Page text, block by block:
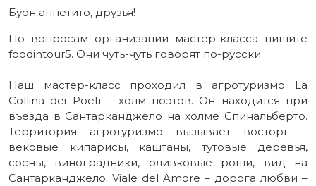
Буон аппетито, друзья!
По вопросам организации мастер-класса пишите
foodintour5. Они чуть-чуть говорят по-русски.
Наш мастер-класс проходил в агротуризмо La
Collina dei Poeti – холм поэтов. Он находится при
въезда в Сантарканджело на холме Спинальберто.
Территория агротуризмо вызывает восторг –
вековые кипарисы, каштаны, тутовые деревья,
сосны, виноградники, оливковые рощи, вид на
Сантарканджело. Viale del Amore – дорога любви –